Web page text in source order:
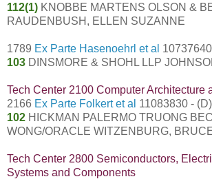
112(1) KNOBBE MARTENS OLSON &
RAUDENBUSH, ELLEN SUZANNE
1789 Ex Parte Hasenoehrl et al
103 DINSMORE & SHOHL LLP
Tech Center 2100 Computer Architecture
2166 Ex Parte Folkert et al 11083830 -
102 HICKMAN PALERMO TRUONG
WONG/ORACLE WITZENBURG,
Tech Center 2800 Semiconductors,
Systems and Components